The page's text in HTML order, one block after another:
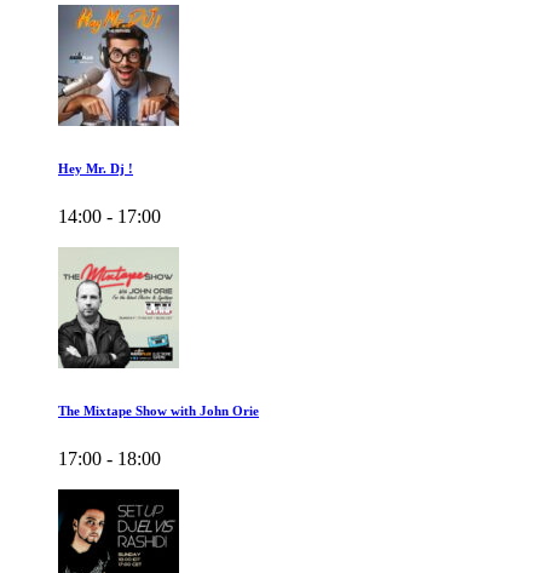
Hey Mr. Dj !
14:00 - 17:00
The Mixtape Show with John Orie
17:00 - 18:00